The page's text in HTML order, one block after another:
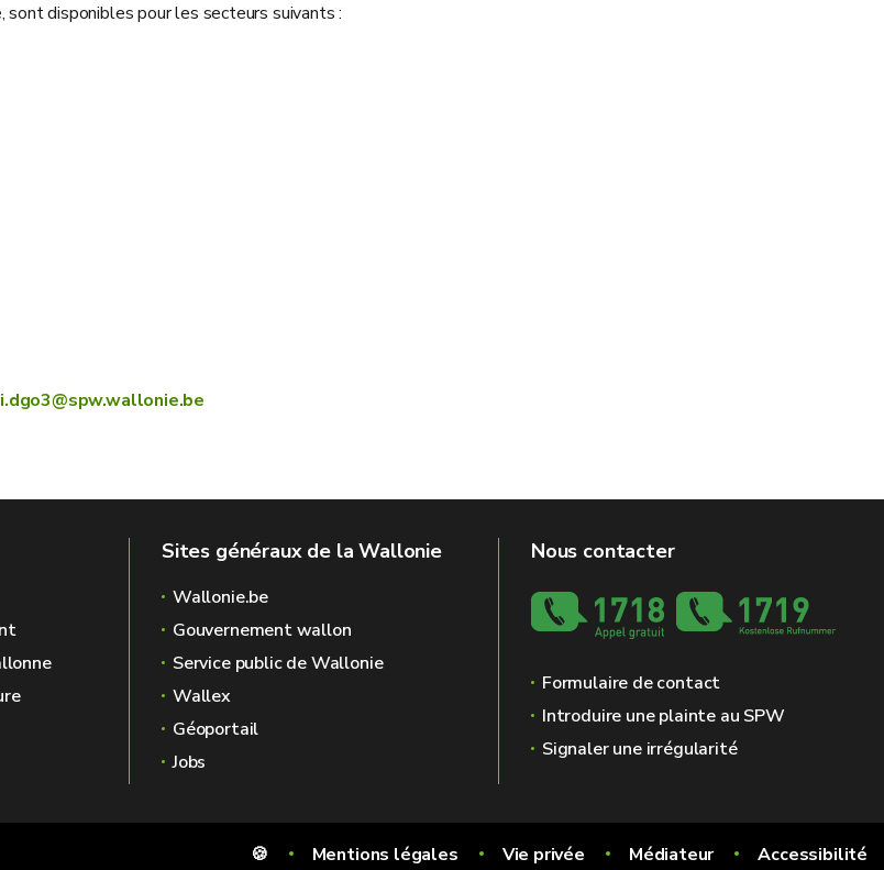
disponibles pour les secteurs suivants :
Sites généraux de la Wallonie
Wallonie.be
Gouvernement wallon
Service public de Wallonie
Wallex
Géoportail
Jobs
Nous contacter
Formulaire de contact
Introduire une plainte au SPW
Signaler une irrégularité
🍪 Mentions légales Vie privée Médiateur Accessibilité